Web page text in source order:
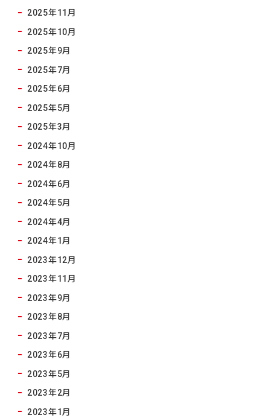
2025年11月
2025年10月
2025年9月
2025年7月
2025年6月
2025年5月
2025年3月
2024年10月
2024年8月
2024年6月
2024年5月
2024年4月
2024年1月
2023年12月
2023年11月
2023年9月
2023年8月
2023年7月
2023年6月
2023年5月
2023年2月
2023年1月